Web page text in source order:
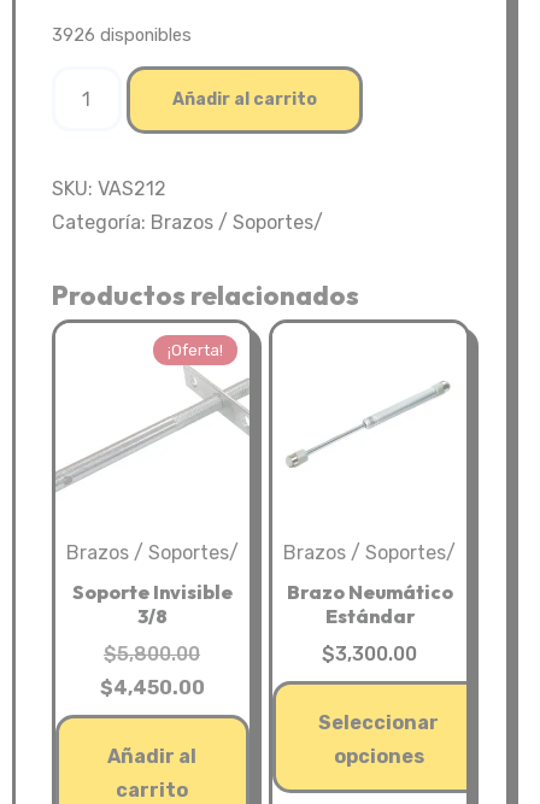
3926 disponibles
Serrucho
2
1/2
Añadir al carrito
SKU: VAS212
Categoría: Brazos / Soportes/
Productos relacionados
¡Oferta!
Brazos / Soportes/
Soporte Invisible
3/8
$5,800.00El
precio
original
$5,800.00.
$4,450.00
precio
Añadir al
carrito
Brazos / Soportes/
Brazo Neumático
Estándar
$3,300.00
Seleccionar
opciones